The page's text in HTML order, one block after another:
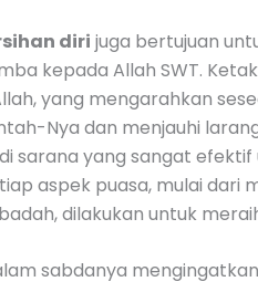
diri juga bertujuan
kepada Allah SWT.
yang mengarahkan
Nya dan menjauhi
sarana yang sangat
aspek puasa, mulai dari
dilakukan untuk
sabdanya